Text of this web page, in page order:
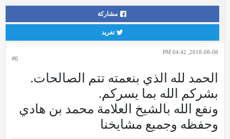
مشاركة
تغريد
#6
2018-08-08, 04:42 PM
الحمد لله الذي بنعمته تتم الصالحات.
بشركم الله بما يسركم.
ونفع الله بالشيخ العلامة محمد بن هادي
وحفظه وجميع مشايخنا